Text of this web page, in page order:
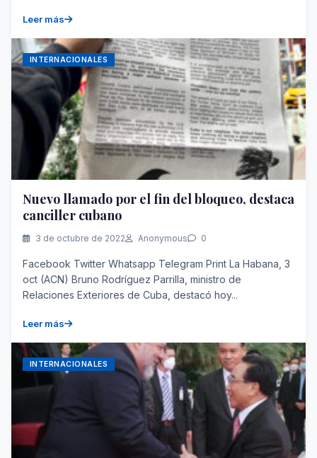
Leer más
INTERNACIONALES
Nuevo llamado por el fin del bloqueo, destaca
canciller cubano
3 de octubre de 2022 Anonymous 0
Facebook Twitter Whatsapp Telegram Print La Habana, 3
oct (ACN) Bruno Rodríguez Parrilla, ministro de
Relaciones Exteriores de Cuba, destacó hoy...
Leer más
INTERNACIONALES